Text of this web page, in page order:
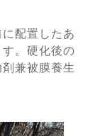
配置したあ
。硬化後の
兼被膜養生